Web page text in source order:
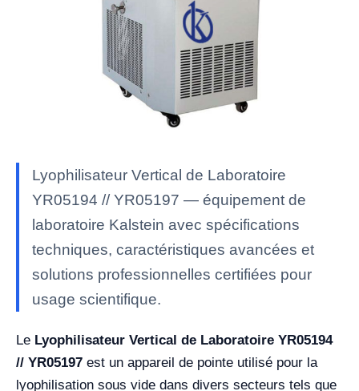
Lyophilisateur Vertical de Laboratoire
YR05194 // YR05197 — équipement de
laboratoire Kalstein avec spécifications
techniques, caractéristiques avancées et
solutions professionnelles certifiées pour
usage scientifique.
Le Lyophilisateur Vertical de Laboratoire YR05194
// YR05197 est un appareil de pointe utilisé pour la
lyophilisation sous vide dans divers secteurs tels que